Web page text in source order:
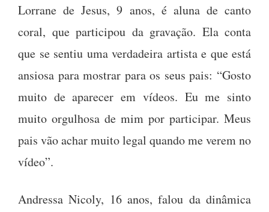
Lorrane de Jesus, 9 anos, é aluna de canto
coral, que participou da gravação. Ela conta
que se sentiu uma verdadeira artista e que está
ansiosa para mostrar para os seus pais: “Gosto
muito de aparecer em vídeos. Eu me sinto
muito orgulhosa de mim por participar. Meus
pais vão achar muito legal quando me verem no
vídeo”.
Andressa Nicoly, 16 anos, falou da dinâmica